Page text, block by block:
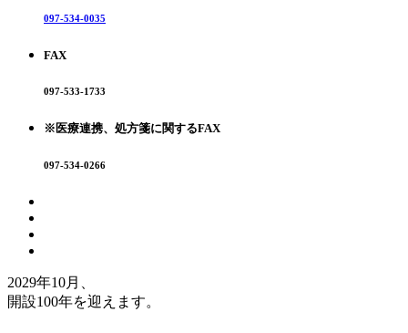
097-534-0035
FAX
097-533-1733
※医療連携、処方箋に関するFAX
097-534-0266
2029年10月、
開設100年を迎えます。